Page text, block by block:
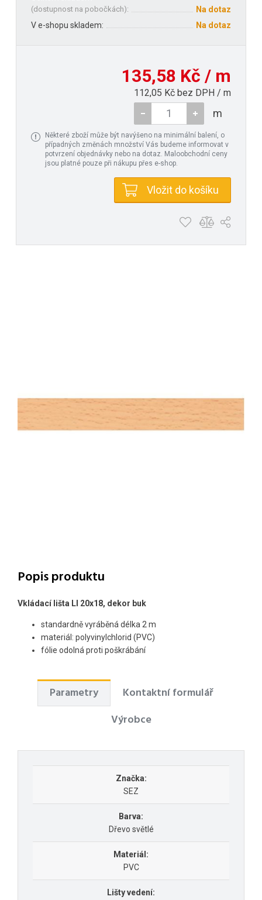
(dostupnost na pobočkách):
Na dotaz
V e-shopu skladem:
Na dotaz
135,58 Kč / m
112,05 Kč bez DPH / m
m
Některé zboží může být navýšeno na minimální balení, o
případných změnách množství Vás budeme informovat v
potvrzení objednávky nebo na dotaz. Maloobchodní ceny
jsou platné pouze při nákupu přes e-shop.
Vložit do košíku
Popis produktu
Vkládací lišta LI 20x18, dekor buk
standardně vyráběná délka 2 m
materiál: polyvinylchlorid (PVC)
fólie odolná proti poškrábání
Parametry
Kontaktní formulář
Výrobce
Značka:
SEZ
Barva:
Dřevo světlé
Materiál:
PVC
Lišty vedení: